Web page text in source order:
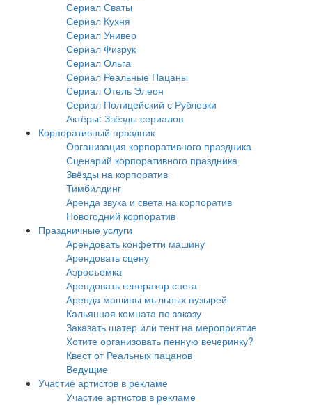
Сериал Сваты
Сериал Кухня
Сериал Универ
Сериал Физрук
Сериал Ольга
Сериал Реальные Пацаны
Сериал Отель Элеон
Сериал Полицейский с Рублевки
Актёры: Звёзды сериалов
Корпоративный праздник
Организация корпоративного праздника
Сценарий корпоративного праздника
Звёзды на корпоратив
Тимбилдинг
Аренда звука и света на корпоратив
Новогодний корпоратив
Праздничные услуги
Арендовать конфетти машину
Арендовать сцену
Аэросъемка
Арендовать генератор снега
Аренда машины мыльных пузырей
Кальянная комната по заказу
Заказать шатер или тент на мероприятие
Хотите организовать пенную вечеринку?
Квест от Реальных пацанов
Ведущие
Участие артистов в рекламе
Участие артистов в рекламе